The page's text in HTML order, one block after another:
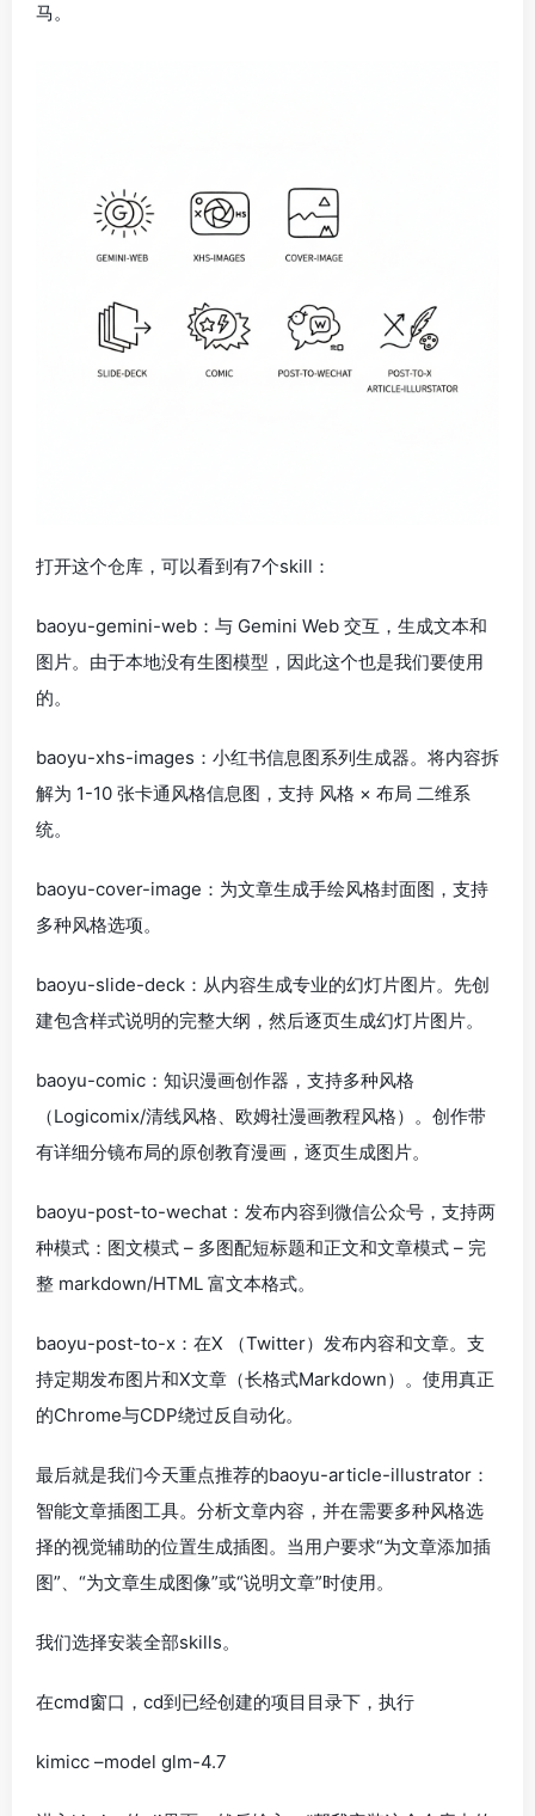
马。
打开这个仓库，可以看到有7个skill：
baoyu-gemini-web：与 Gemini Web 交互，生成文本和
图片。由于本地没有生图模型，因此这个也是我们要使用
的。
baoyu-xhs-images：小红书信息图系列生成器。将内容拆
解为 1-10 张卡通风格信息图，支持 风格 × 布局 二维系
统。
baoyu-cover-image：为文章生成手绘风格封面图，支持
多种风格选项。
baoyu-slide-deck：从内容生成专业的幻灯片图片。先创
建包含样式说明的完整大纲，然后逐页生成幻灯片图片。
baoyu-comic：知识漫画创作器，支持多种风格
（Logicomix/清线风格、欧姆社漫画教程风格）。创作带
有详细分镜布局的原创教育漫画，逐页生成图片。
baoyu-post-to-wechat：发布内容到微信公众号，支持两
种模式：图文模式 – 多图配短标题和正文和文章模式 – 完
整 markdown/HTML 富文本格式。
baoyu-post-to-x：在X （Twitter）发布内容和文章。支
持定期发布图片和X文章（长格式Markdown）。使用真正
的Chrome与CDP绕过反自动化。
最后就是我们今天重点推荐的baoyu-article-illustrator：
智能文章插图工具。分析文章内容，并在需要多种风格选
择的视觉辅助的位置生成插图。当用户要求“为文章添加插
图”、“为文章生成图像”或“说明文章”时使用。
我们选择安装全部skills。
在cmd窗口，cd到已经创建的项目目录下，执行
kimicc –model glm-4.7